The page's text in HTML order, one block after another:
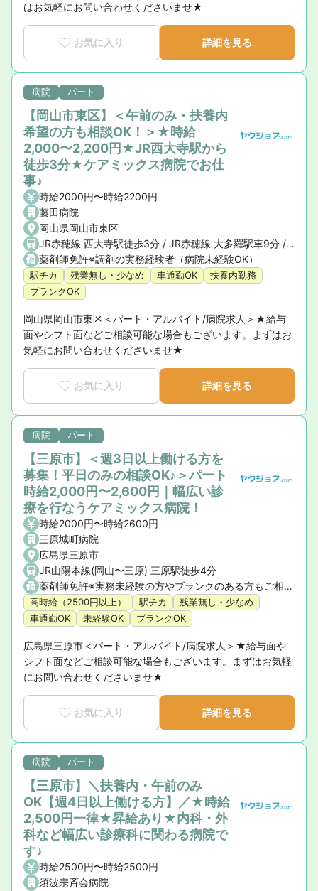
はお気軽にお問い合わせくださいませ★
お気に入り 詳細を見る
病院 パート
【岡山市東区】＜午前のみ・扶養内
希望の方も相談OK！＞★時給
2,000〜2,200円★JR西大寺駅から
徒歩3分★ケアミックス病院でお仕
事♪
時給2000円〜時給2200円
藤田病院
岡山県岡山市東区
JR赤穂線 西大寺駅徒歩3分 / JR赤穂線 大多羅駅車9分 / JR赤穂線 大富駅車9分
薬剤師免許※調剤の実務経験者（病院未経験OK）
駅チカ 残業無し・少なめ 車通勤OK
扶養内勤務
ブランクOK
岡山県岡山市東区＜パート・アルバイト/病院求人＞★給与
面やシフト面などご相談可能な場合もございます。まずはお
気軽にお問い合わせくださいませ★
お気に入り 詳細を見る
病院 パート
【三原市】＜週3日以上働ける方を
募集！平日のみの相談OK♪＞パート
時給2,000円〜2,600円｜幅広い診
療を行なうケアミックス病院！
時給2000円〜時給2600円
三原城町病院
広島県三原市
JR山陽本線(岡山〜三原) 三原駅徒歩4分
薬剤師免許※実務未経験の方やブランクのある方もご相談ください。
高時給（2500円以上） 駅チカ
残業無し・少なめ
車通勤OK
未経験OK ブランクOK
広島県三原市＜パート・アルバイト/病院求人＞★給与面や
シフト面などご相談可能な場合もございます。まずはお気軽
にお問い合わせくださいませ★
お気に入り 詳細を見る
病院 パート
【三原市】＼扶養内・午前のみ
OK【週4日以上働ける方】／★時給
2,500円一律★昇給あり★内科・外
科など幅広い診療科に関わる病院で
す♪
時給2500円〜時給2500円
須波宗斉会病院